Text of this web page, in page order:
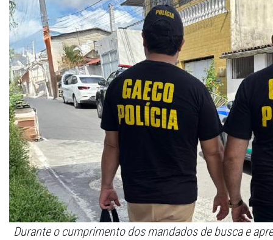
Durante o cumprimento dos mandados de busca e